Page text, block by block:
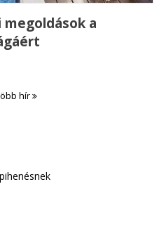
a
hír